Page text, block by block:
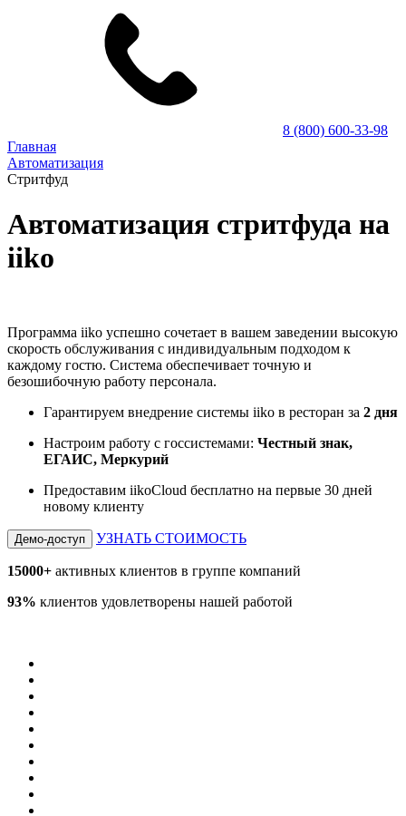
8 (800) 600-33-98
Главная
Автоматизация
Стритфуд
Автоматизация стритфуда на
iiko
Программа iiko успешно сочетает в вашем заведении высокую
скорость обслуживания с индивидуальным подходом к
каждому гостю. Система обеспечивает точную и
безошибочную работу персонала.
Гарантируем внедрение системы iiko в ресторан за 2 дня
Настроим работу с госсистемами: Честный знак,
ЕГАИС, Меркурий
Предоставим iikoCloud бесплатно на первые 30 дней
новому клиенту
Демо-доступ УЗНАТЬ СТОИМОСТЬ
15000+ активных клиентов в группе компаний
93% клиентов удовлетворены нашей работой